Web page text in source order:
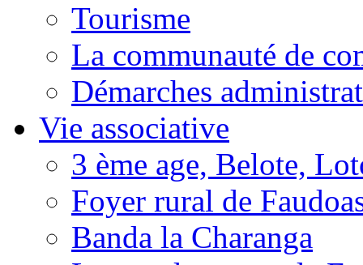
Tourisme
La communauté de
Démarches
Vie associative
3 ème age, Belote,
Foyer rural de
Banda la Charanga